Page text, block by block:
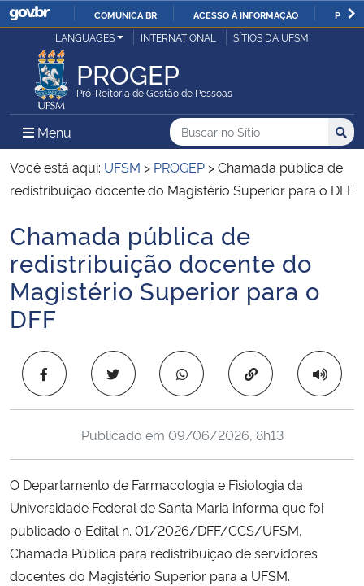
IR
COMUNICA BR ACESSO À INFORMAÇÃO
Ministério da Justiça e Segurança Pública
Ministério da Defesa
Ministério das Relações Exteriores
Ministério da Infraestrutura
Ministério da Agricultura, Pecuária e Abastecimento
Ministério da Cidadania
Ministério de Minas e Energia
Ministério da Ciência, Tecnologia, Inovações e Comunicações
Ministério do Meio Ambiente
LANGUAGES INTERNATIONAL SÍTIOS DA UFSM
PROGEP
Pró-Reitoria de Gestão de Pessoas
Menu Menu Principal do Sítio
Busca
Buscar no no Sítio
Busca:
Você está aqui: UFSM > PROGEP >Chamada pública de
redistribuição docente do Magistério Superior para o DFF
Início do conteúdo
Chamada pública de
redistribuição docente do
Magistério Superior para o
DFF
Copiar para área
Publicado em 09/06/2026, 8h13
O Departamento de Farmacologia e Fisiologia da
Universidade Federal de Santa Maria informa que foi
publicado o Edital n. 01/2026/DFF/CCS/UFSM,
Chamada Pública para redistribuição de servidores
docentes do Magistério Superior para a UFSM.